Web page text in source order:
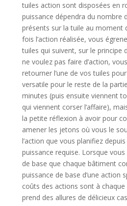
tuiles action sont disposées en
puissance dépendra du nombre
présents sur la tuile au moment
fois l’action réalisée, vous
tuiles qui suivent, sur le principe
ne voulez pas faire d’action,
retourner l’une de vos tuiles
versatile pour le reste de la
minutes (puis ensuite viennent
qui viennent corser l’affaire),
la petite réflexion à avoir pour
amener les jetons où vous le
l’action que vous planifiez
puissance requise. Lorsque
de base que chaque bâtiment
puissance de base d’une action
coûts des actions sont à
prend des allures de délicieux